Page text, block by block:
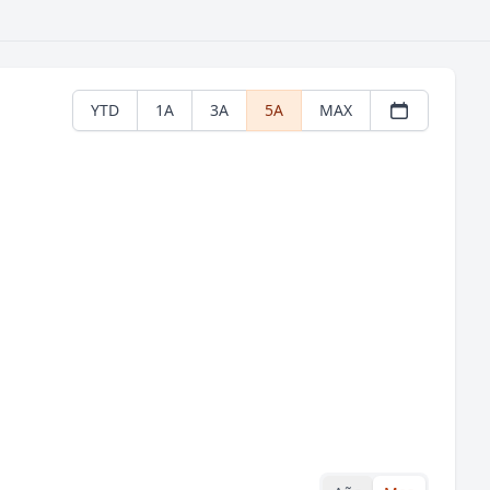
YTD 1A 3A 5A MAX